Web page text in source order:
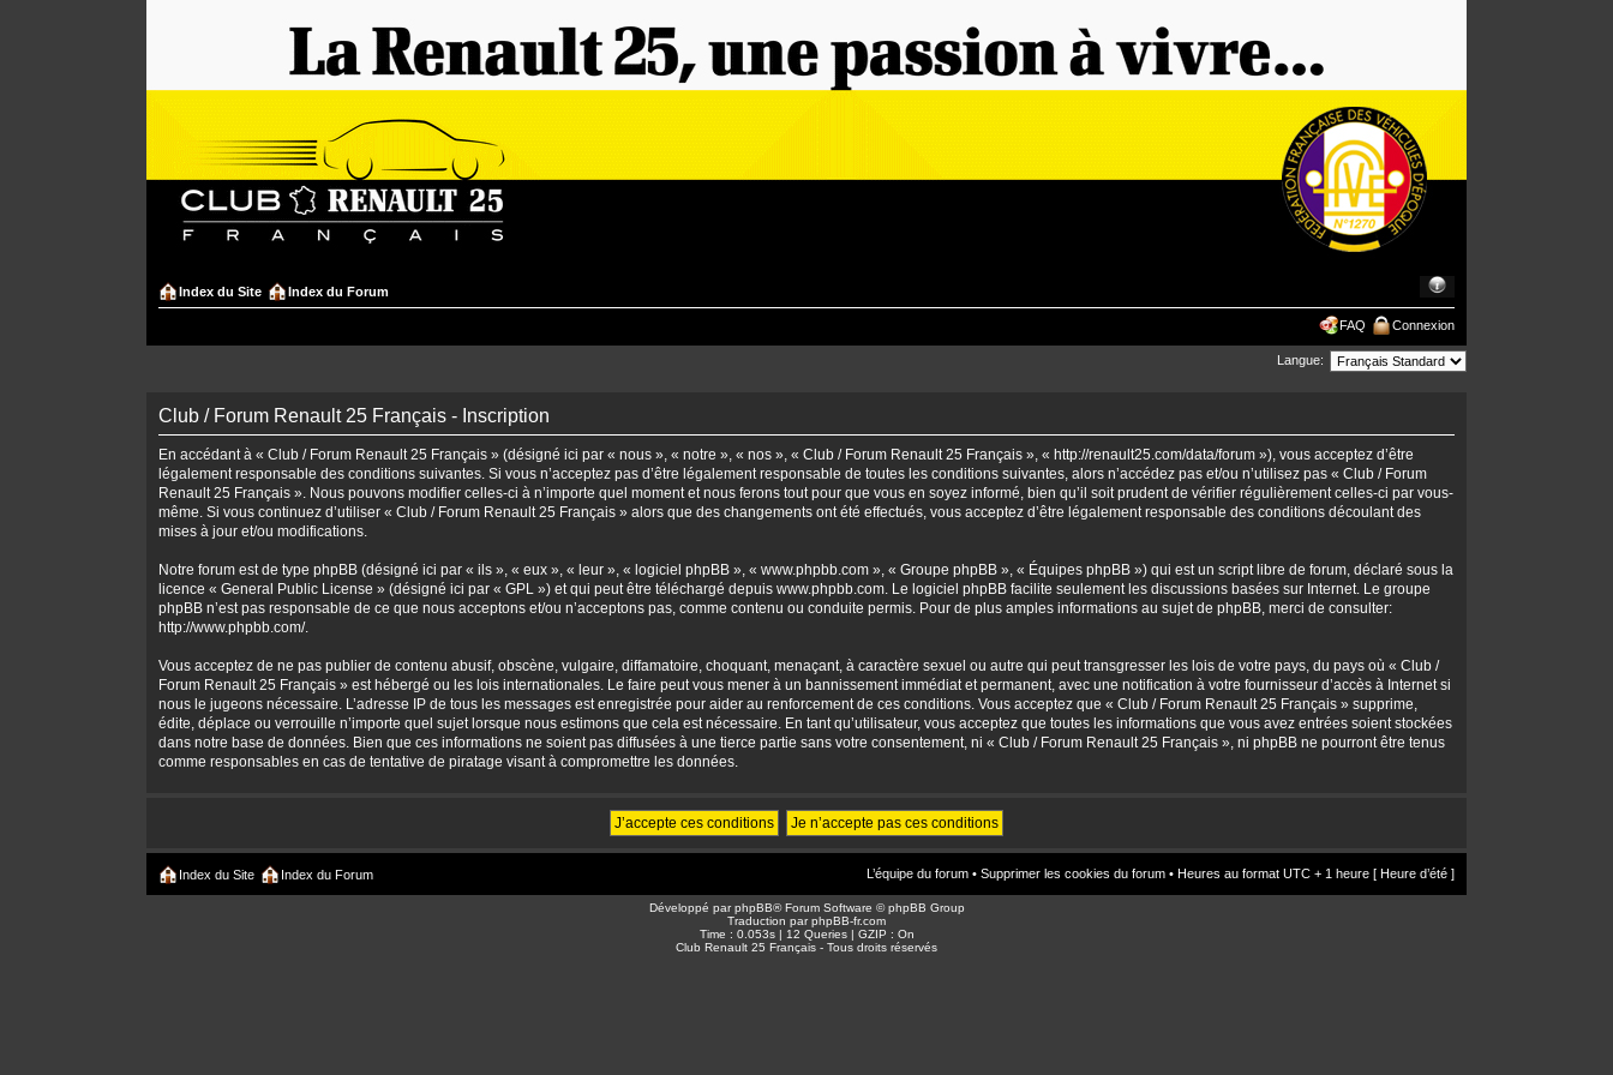
Index du Site Index du Forum
FAQ Connexion
Langue:
Club / Forum Renault 25 Français - Inscription
En accédant à « Club / Forum Renault 25 Français » (désigné ici par « nous », « notre », « nos », « Club / Forum Renault 25 Français », « http://renault25.com/data/forum »), vous acceptez d’être
légalement responsable des conditions suivantes. Si vous n’acceptez pas d’être légalement responsable de toutes les conditions suivantes, alors n’accédez pas et/ou n’utilisez pas « Club / Forum
Renault 25 Français ». Nous pouvons modifier celles-ci à n’importe quel moment et nous ferons tout pour que vous en soyez informé, bien qu’il soit prudent de vérifier régulièrement celles-ci par vous-
même. Si vous continuez d’utiliser « Club / Forum Renault 25 Français » alors que des changements ont été effectués, vous acceptez d’être légalement responsable des conditions découlant des
mises à jour et/ou modifications.
Notre forum est de type phpBB (désigné ici par « ils », « eux », « leur », « logiciel phpBB », « www.phpbb.com », « Groupe phpBB », « Équipes phpBB ») qui est un script libre de forum, déclaré sous la
licence « General Public License » (désigné ici par « GPL ») et qui peut être téléchargé depuis www.phpbb.com . Le logiciel phpBB facilite seulement les discussions basées sur Internet. Le groupe
phpBB n’est pas responsable de ce que nous acceptons et/ou n’acceptons pas, comme contenu ou conduite permis. Pour de plus amples informations au sujet de phpBB, merci de consulter:
http://www.phpbb.com/.
Vous acceptez de ne pas publier de contenu abusif, obscène, vulgaire, diffamatoire, choquant, menaçant, à caractère sexuel ou autre qui peut transgresser les lois de votre pays, du pays où « Club /
Forum Renault 25 Français » est hébergé ou les lois internationales. Le faire peut vous mener à un bannissement immédiat et permanent, avec une notification à votre fournisseur d’accès à Internet si
nous le jugeons nécessaire. L’adresse IP de tous les messages est enregistrée pour aider au renforcement de ces conditions. Vous acceptez que « Club / Forum Renault 25 Français » supprime,
édite, déplace ou verrouille n’importe quel sujet lorsque nous estimons que cela est nécessaire. En tant qu’utilisateur, vous acceptez que toutes les informations que vous avez entrées soient stockées
dans notre base de données. Bien que ces informations ne soient pas diffusées à une tierce partie sans votre consentement, ni « Club / Forum Renault 25 Français », ni phpBB ne pourront être tenus
comme responsables en cas de tentative de piratage visant à compromettre les données.
Index du Site Index du Forum L’équipe du forum • Supprimer les cookies du forum • Heures au format UTC + 1 heure [ Heure d’été ]
Développé parphpBB® Forum Software © phpBB Group
Traduction parphpBB-fr.com
Time : 0.053s | 12 Queries | GZIP : On
Club Renault 25 Français - Tous droits réservés